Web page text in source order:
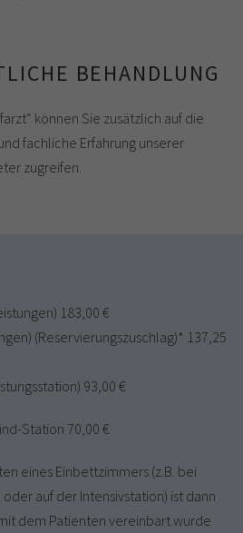
BEHANDLUNG
können Sie zusätzlich auf die
fachliche Erfahrung unserer
zugreifen.
183,00 €
(Reservierungszuschlag)* 137,25
93,00 €
Station 70,00 €
eines Einbettzimmers (z.B. bei
auf der Intensivstation) ist dann
dem Patienten vereinbart wurde